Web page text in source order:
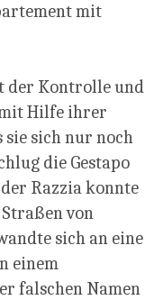
mit
der Kontrolle und
Hilfe ihrer
sie sich nur noch
die Gestapo
Razzia konnte
von
sich an eine
einem
falschen Namen